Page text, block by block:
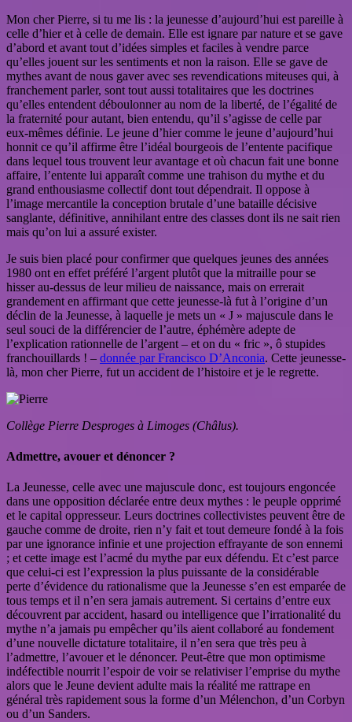
Mon cher Pierre, si tu me lis : la jeunesse d’aujourd’hui est pareille à
celle d’hier et à celle de demain. Elle est ignare par nature et se gave
d’abord et avant tout d’idées simples et faciles à vendre parce
qu’elles jouent sur les sentiments et non la raison. Elle se gave de
mythes avant de nous gaver avec ses revendications miteuses qui, à
franchement parler, sont tout aussi totalitaires que les doctrines
qu’elles entendent déboulonner au nom de la liberté, de l’égalité de
la fraternité pour autant, bien entendu, qu’il s’agisse de celle par
eux-mêmes définie. Le jeune d’hier comme le jeune d’aujourd’hui
honnit ce qu’il affirme être l’idéal bourgeois de l’entente pacifique
dans lequel tous trouvent leur avantage et où chacun fait une bonne
affaire, l’entente lui apparaît comme une trahison du mythe et du
grand enthousiasme collectif dont tout dépendrait. Il oppose à
l’image mercantile la conception brutale d’une bataille décisive
sanglante, définitive, annihilant entre des classes dont ils ne sait rien
mais qu’on lui a assuré exister.
Je suis bien placé pour confirmer que quelques jeunes des années
1980 ont en effet préféré l’argent plutôt que la mitraille pour se
hisser au-dessus de leur milieu de naissance, mais on errerait
grandement en affirmant que cette jeunesse-là fut à l’origine d’un
déclin de la Jeunesse, à laquelle je mets un « J » majuscule dans le
seul souci de la différencier de l’autre, éphémère adepte de
l’explication rationnelle de l’argent – et on du « fric », ô stupides
franchouillards ! – donnée par Francisco D’Anconia. Cette jeunesse-
là, mon cher Pierre, fut un accident de l’histoire et je le regrette.
Collège Pierre Desproges à Limoges (Châlus).
Admettre, avouer et dénoncer ?
La Jeunesse, celle avec une majuscule donc, est toujours engoncée
dans une opposition déclarée entre deux mythes : le peuple opprimé
et le capital oppresseur. Leurs doctrines collectivistes peuvent être de
gauche comme de droite, rien n’y fait et tout demeure fondé à la fois
par une ignorance infinie et une projection effrayante de son ennemi
; et cette image est l’acmé du mythe par eux défendu. Et c’est parce
que celui-ci est l’expression la plus puissante de la considérable
perte d’évidence du rationalisme que la Jeunesse s’en est emparée de
tous temps et il n’en sera jamais autrement. Si certains d’entre eux
découvrent par accident, hasard ou intelligence que l’irrationalité du
mythe n’a jamais pu empêcher qu’ils aient collaboré au fondement
d’une nouvelle dictature totalitaire, il n’en sera que très peu à
l’admettre, l’avouer et le dénoncer. Peut-être que mon optimisme
indéfectible nourrit l’espoir de voir se relativiser l’emprise du mythe
alors que le Jeune devient adulte mais la réalité me rattrape en
général très rapidement sous la forme d’un Mélenchon, d’un Corbyn
ou d’un Sanders.